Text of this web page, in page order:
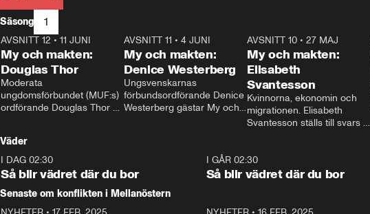
Säsong 1
26:27
AVSNITT 12 • 11 JUNI
My och makten:
Douglas Thor
Moderata
ungdomsförbundet (MUF:s)
ordförande Douglas Thor
tonårsutvisningarna och hur
Moderaterna ska locka
väljare till valet i höst.
23:40
AVSNITT 11 •4 JUNI
My och makten:
Denice Westerberg
Ungsvenskarnas
förbundsordförande Denice
Westerberg gästar My och
AVSNITT 10 •27 MAJ
My och makten:
Elisabeth
Svantesson
Kvinnorna, ekonomin och
migrationen. Elisabeth
Svantesson ställs till svars
Väder
I DAG 02:30
Så blir vädret där du bor
I GÅR 02:30
Så blir vädret där du bor
Senaste om konflikten i Mellanöstern